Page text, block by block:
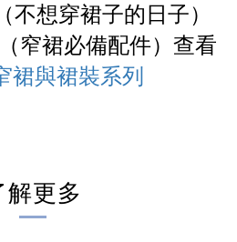
（不想穿裙子的日子）
（窄裙必備配件）查看
裙與裙裝系列
解更多